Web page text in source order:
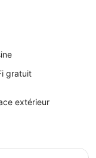
le toit
gratuit
extérieur